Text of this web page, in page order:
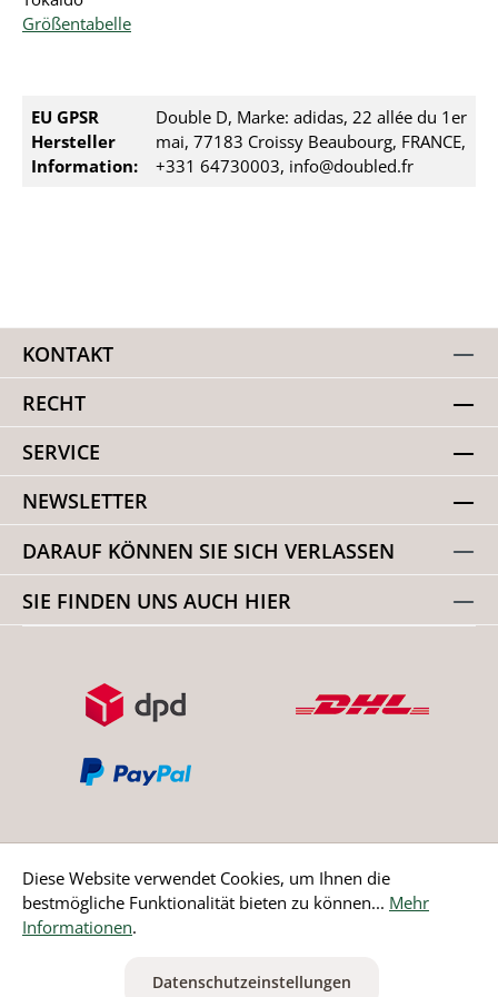
Größentabelle
EU GPSR
Hersteller
Information:
Double D, Marke: adidas, 22 allée du 1er
mai, 77183 Croissy Beaubourg, FRANCE,
+331 64730003, info@doubled.fr
KONTAKT
RECHT
SERVICE
NEWSLETTER
DARAUF KÖNNEN SIE SICH VERLASSEN
SIE FINDEN UNS AUCH HIER
Bestellung widerrufen
ausgenommen Nicht EU-Länder
Diese Website verwendet Cookies, um Ihnen die
bestmögliche Funktionalität bieten zu können... Mehr
Informationen.
Datenschutzeinstellungen